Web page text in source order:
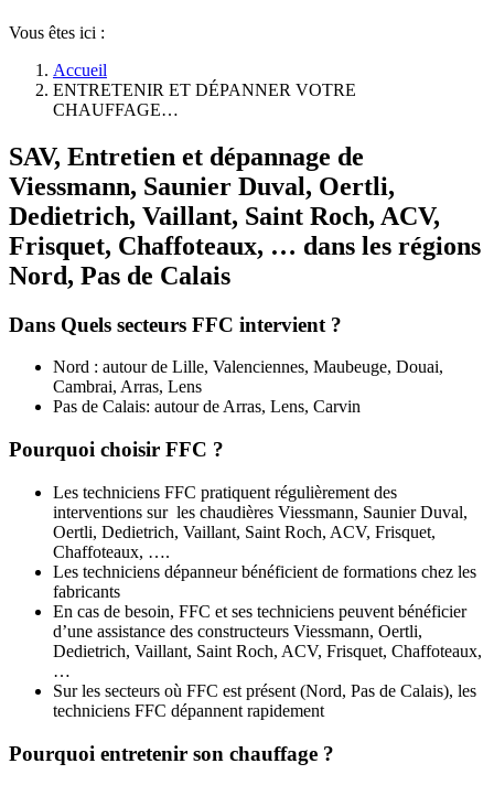
Vous êtes ici :
Accueil
ENTRETENIR ET DÉPANNER VOTRE
CHAUFFAGE…
SAV, Entretien et dépannage de
Viessmann, Saunier Duval, Oertli,
Dedietrich, Vaillant, Saint Roch, ACV,
Frisquet, Chaffoteaux, … dans les régions
Nord, Pas de Calais
Dans Quels secteurs FFC intervient ?
Nord : autour de Lille, Valenciennes, Maubeuge, Douai,
Cambrai, Arras, Lens
Pas de Calais: autour de Arras, Lens, Carvin
Pourquoi choisir FFC ?
Les techniciens FFC pratiquent régulièrement des
interventions sur les chaudières Viessmann, Saunier Duval,
Oertli, Dedietrich, Vaillant, Saint Roch, ACV, Frisquet,
Chaffoteaux, ….
Les techniciens dépanneur bénéficient de formations chez les
fabricants
En cas de besoin, FFC et ses techniciens peuvent bénéficier
d’une assistance des constructeurs Viessmann, Oertli,
Dedietrich, Vaillant, Saint Roch, ACV, Frisquet, Chaffoteaux,
…
Sur les secteurs où FFC est présent (Nord, Pas de Calais), les
techniciens FFC dépannent rapidement
Pourquoi entretenir son chauffage ?